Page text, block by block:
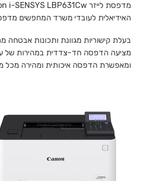
האידיאלית לעובדי משרד המחפשים
בעלת קישוריות מגוונת ותכונות
ומאפשרת הדפסה איכותית ומהירה מכל